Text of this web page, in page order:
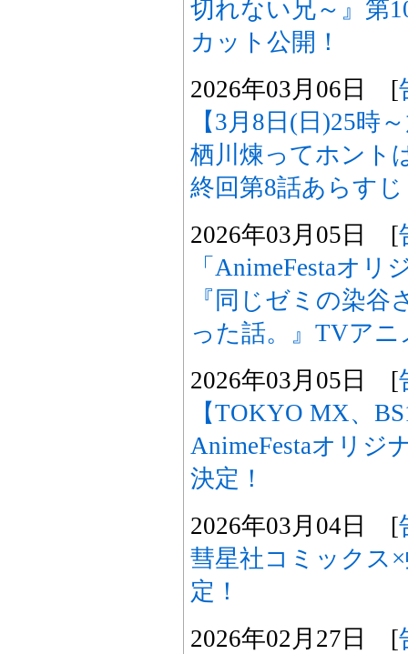
切れない兄～』第
カット公開！
2026年03月06日 [
【3月8日(日)25時
栖川煉ってホント
終回第8話あらす
2026年03月05日 [
「AnimeFestaオ
『同じゼミの染
った話。』TVアニ
2026年03月05日 [
【TOKYO MX、
AnimeFestaオリジ
決定！
2026年03月04日 [
彗星社コミックス
定！
2026年02月27日 [